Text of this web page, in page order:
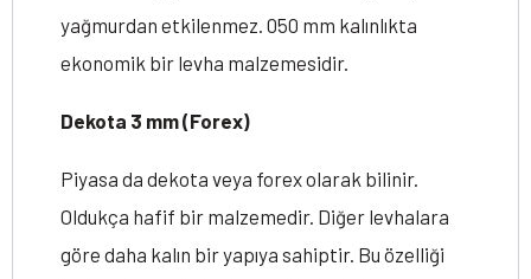
yağmurdan etkilenmez. 050 mm kalınlıkta
ekonomik bir levha malzemesidir.
Dekota 3 mm (Forex)
Piyasa da dekota veya forex olarak bilinir.
Oldukça hafif bir malzemedir. Diğer levhalara
göre daha kalın bir yapıya sahiptir. Bu özelliği